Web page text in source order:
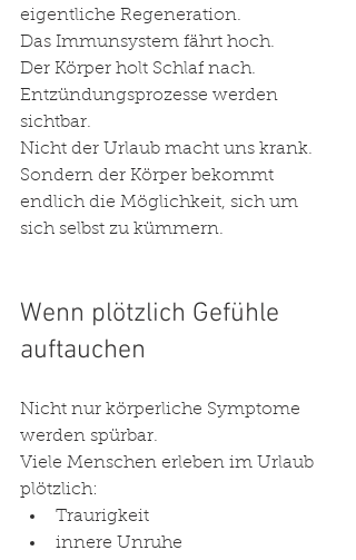
eigentliche Regeneration.
Das Immunsystem fährt hoch.
Der Körper holt Schlaf nach.
Entzündungsprozesse werden
sichtbar.
Nicht der Urlaub macht uns krank.
Sondern der Körper bekommt
endlich die Möglichkeit, sich um
sich selbst zu kümmern.
Wenn plötzlich Gefühle
auftauchen
Nicht nur körperliche Symptome
werden spürbar.
Viele Menschen erleben im Urlaub
plötzlich:
Traurigkeit
innere Unruhe